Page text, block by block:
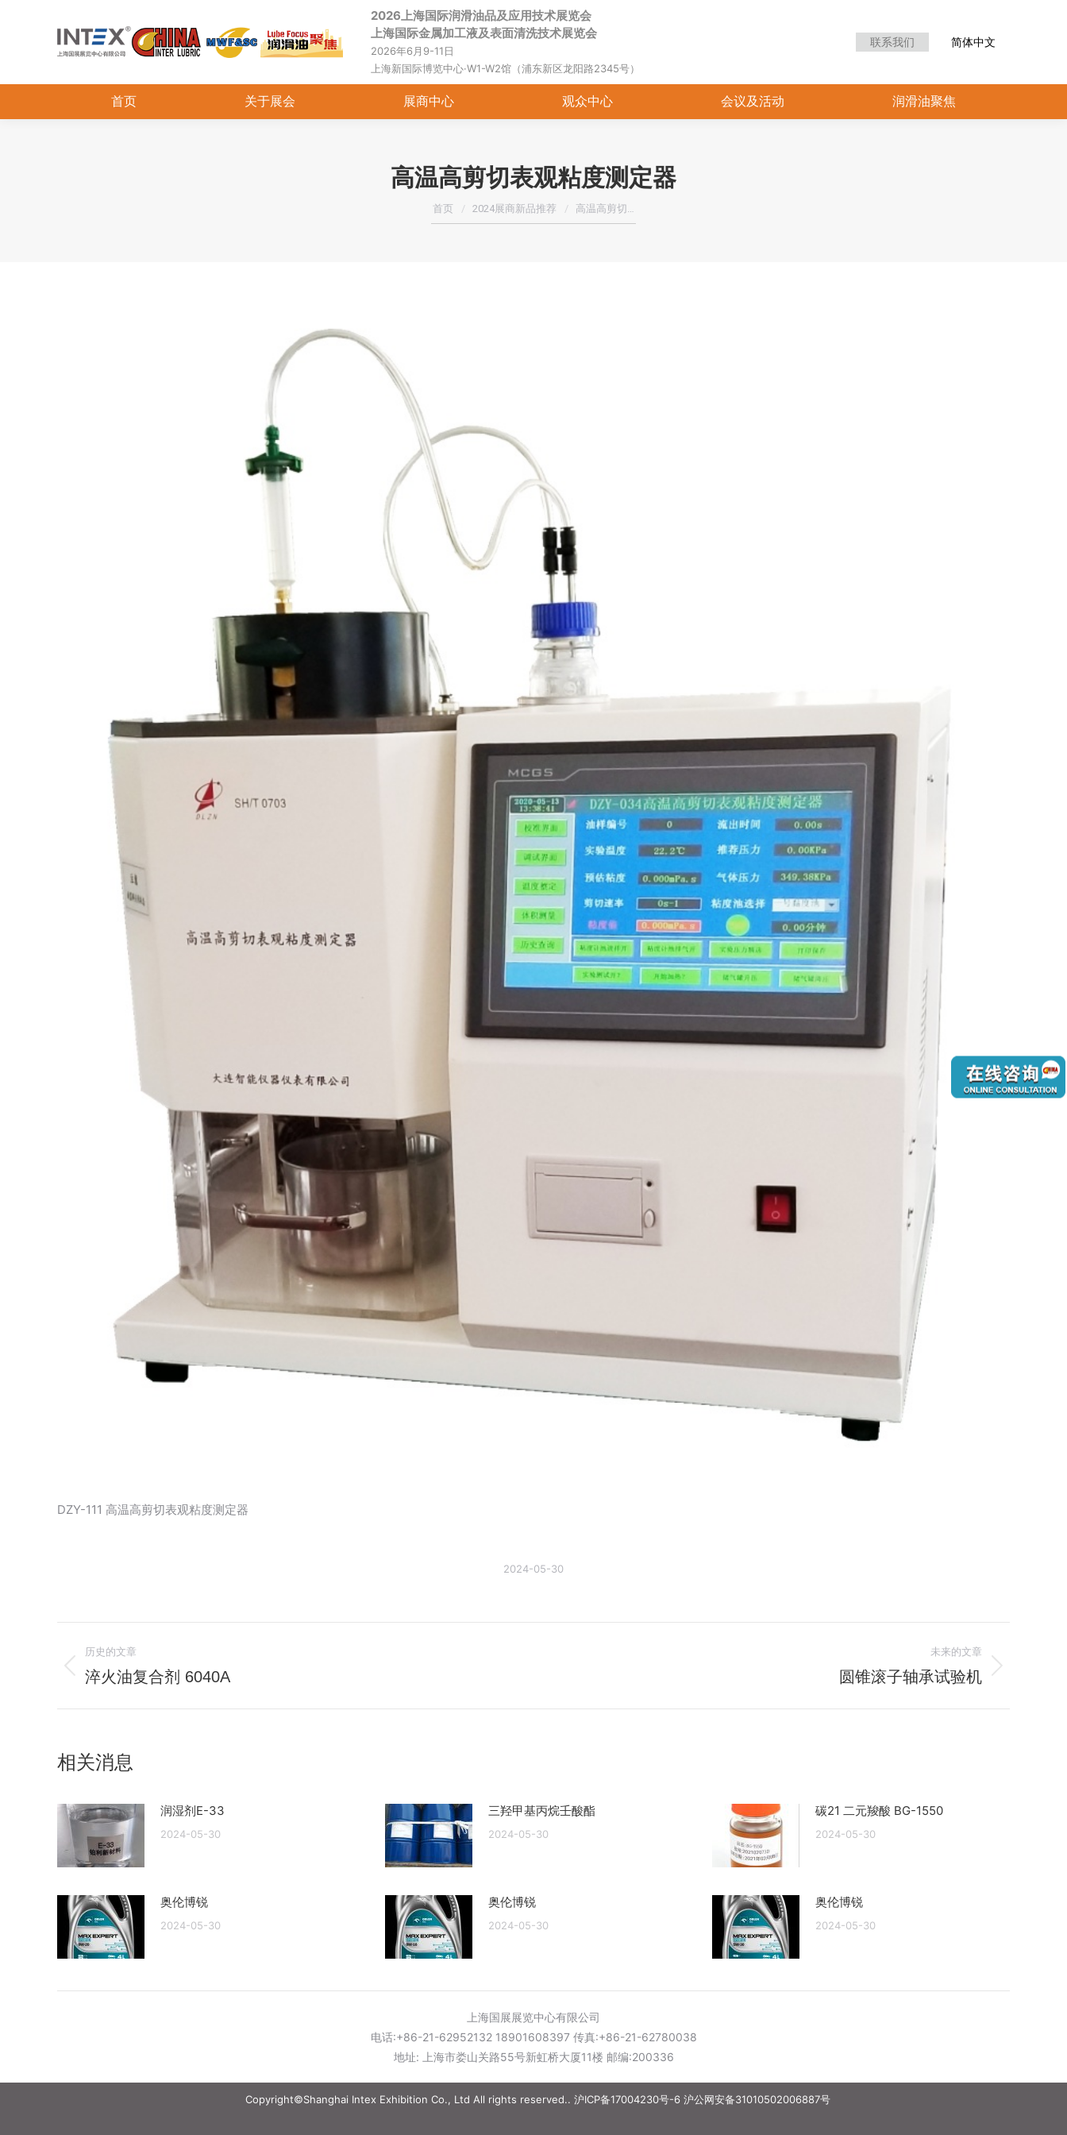
2026上海国际润滑油品及应用技术展览会
上海国际金属加工液及表面清洗技术展览会
2026年6月9-11日
上海新国际博览中心·W1-W2馆（浦东新区龙阳路2345号）
联系我们 简体中文
首页 关于展会 展商中心 观众中心 会议及活动 润滑油聚焦
高温高剪切表观粘度测定器
您在这里：
首页 2024展商新品推荐 高温高剪切…
DZY-111 高温高剪切表观粘度测定器
2024-05-30
章
导
历史的文章
历
章：
淬火油复合剂 6040A
未来的文章
圆锥滚子轴承试验机
相关消息
润湿剂E-33
2024-05-30
三羟甲基丙烷壬酸酯
2024-05-30
碳21 二元羧酸 BG-1550
2024-05-30
奥伦博锐
2024-05-30
奥伦博锐
2024-05-30
奥伦博锐
2024-05-30
上海国展展览中心有限公司
电话:+86-21-62952132 18901608397 传真:+86-21-62780038
地址: 上海市娄山关路55号新虹桥大厦11楼 邮编:200336
Copyright©Shanghai Intex Exhibition Co., Ltd All rights reserved.. 沪ICP备17004230号-6沪公网安备31010502006887号
首页 关于展会 展商中心